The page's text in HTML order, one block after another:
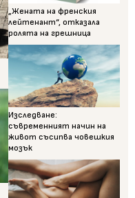
„Жената на френския
лейтенант“, отказала
ролята на грешница
Изследване:
съвременният начин на
живот съсипва човешкия
мозък